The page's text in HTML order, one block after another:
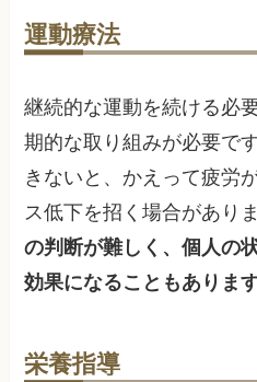
運動療法
継続的な運動を続ける必
期的な取り組みが必要で
きないと、かえって疲労
ス低下を招く場合があり
の判断が難しく、個人の
効果になることもありま
栄養指導